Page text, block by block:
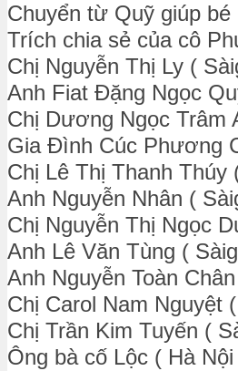
Chuyển từ Quỹ giúp
Trích chia sẻ của cô
Chị Nguyễn Thị Ly (
Anh Fiat Đặng Ngọc
Chị Dương Ngọc Trâm
Gia Đình Cúc Phương
Chị Lê Thị Thanh Thúy
Anh Nguyễn Nhân (
Chị Nguyễn Thị Ngọc
Anh Lê Văn Tùng (
Anh Nguyễn Toàn
Chị Carol Nam Nguyệt
Chị Trần Kim Tuyến (
Ông bà cố Lộc ( Hà